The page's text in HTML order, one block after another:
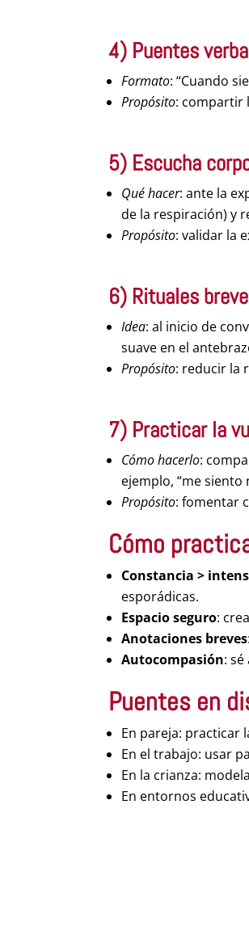
4) Puentes
Formato: “Cuando
Propósito: compartir
5) Escucha
Qué hacer: ante la
de la respiración) y
Propósito: validar la
6) Rituales
Idea: al inicio de
suave en el
Propósito: reducir la
7) Practicar la
Cómo hacerlo:
ejemplo, “me siento
Propósito: fomentar
Cómo
Constancia >
esporádicas.
Espacio seguro:
Anotaciones breves
Autocompasión:
Puentes en
En pareja: practicar
En el trabajo: usar
En la crianza:
En entornos